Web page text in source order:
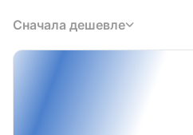
Сначала дешевле